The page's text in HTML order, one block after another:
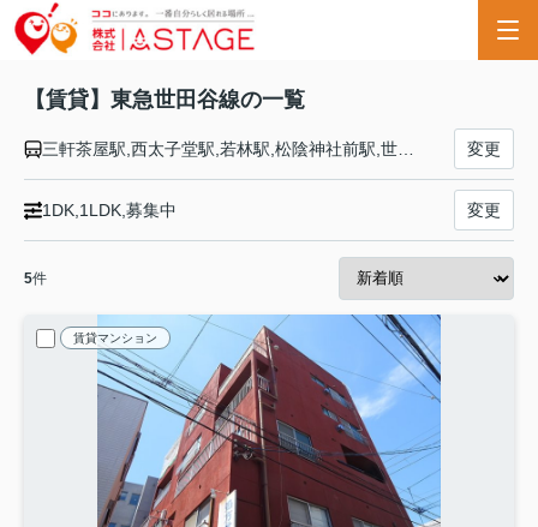
【賃貸】東急世田谷線の一覧
変更
1DK,1LDK,募集中 変更
5件
賃貸マンション